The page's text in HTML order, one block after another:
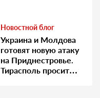
Новостной блог
Украина и Молдова
готовят новую атаку
на Приднестровье.
Тирасполь просит